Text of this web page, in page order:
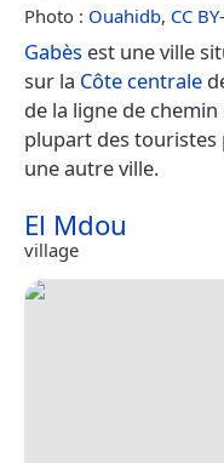
Photo : Ouahidb, CC
Gabès est une ville
sur la Côte centrale
de la ligne de
plupart des touristes
une autre ville.
El Mdou
village